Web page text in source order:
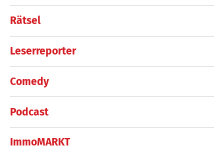
Rätsel
Leserreporter
Comedy
Podcast
ImmoMARKT